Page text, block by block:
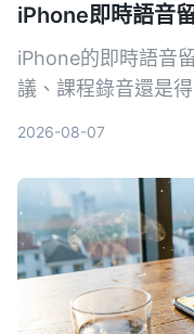
iPhone即時語音
iPhone的即時語音
議、課程錄音還是
方案。
2026-08-07